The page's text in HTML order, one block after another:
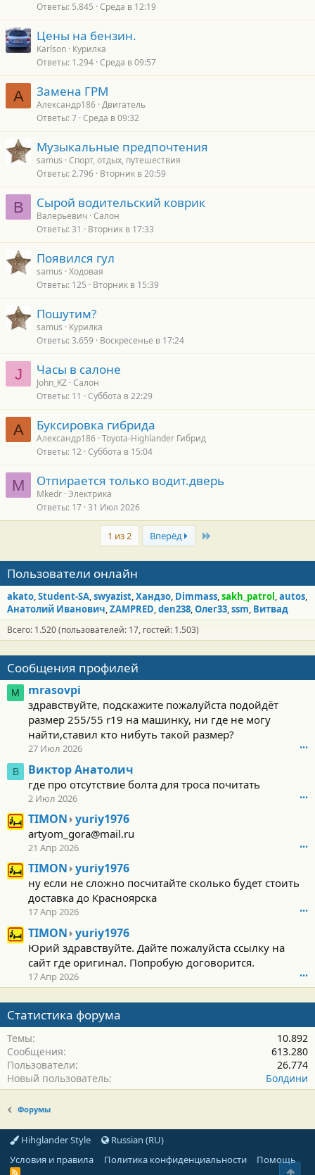
е
н
Ответы 5.845 Среда в 12:19
Цены на бензин.
Karlson Курилка
Ответы 1.294 Среда в 09:57
А Замена ГРМ
Александр186 Двигатель
Ответы 7 Среда в 09:32
Музыкальные предпочтения
samus Спорт, отдых, путешествия
Ответы 2.796 Вторник в 20:59
В Сырой водительский коврик
Валерьевич Салон
Ответы 31 Вторник в 17:33
Появился гул
samus Ходовая
Ответы 125 Вторник в 15:39
Пошутим?
samus
Курилка
Ответы 3.659 Воскресенье в 17:24
J Часы в салоне
John_KZ Салон
Ответы 11 Суббота в 22:29
А Буксировка гибрида
Александр186 Toyota-Highlander Гибрид
Ответы 12 Суббота в 15:04
M Отпирается только водит.дверь
Mkedr Электрика
Ответы 17 31 Июл 2026
1 из 2 Вперёд Last
Пользователи онлайн
akato Student-SA swyazist Хандзо Dimmass sakh_patrol autos
Анатолий Иванович ZAMPRED den238 Олег33 ssm Витвад
Всего: 1.520 (пользователей: 17, гостей: 1.503)
Сообщения профилей
M mrasovpi
здравствуйте, подскажите пожалуйста подойдёт
размер 255/55 r19 на машинку, ни где не могу
найти,ставил кто нибуть такой размер?
27 Июл 2026 •••
В Виктор Анатолич
где про отсутствие болта для троса почитать
2 Июл 2026 •••
TIMON yuriy1976T
I
M
N
н
п
с
а
л
(
в
r
i
y
artyom_gora@mail.ru
21 Апр 2026 •••
TIMON yuriy1976T
I
M
O
н
п
и
л
а
о
л
е
y
ну если не сложно посчитайте сколько будет стоить
доставка до Красноярска
17 Апр 2026 •••
TIMON yuriy1976T
M
O
а
п
р
о
Юрий здравствуйте. Дайте пожалуйста ссылку на
сайт где оригинал. Попробую договорится.
17 Апр 2026 •••
Статистика форума
Темы
10.892
Сообщения
613.280
Пользователи
26.774
Новый пользователь
Болдини
Форумы
Hihglander Style
Russian (RU)
Условия и правила
Политика конфиденциальности Помощь
R